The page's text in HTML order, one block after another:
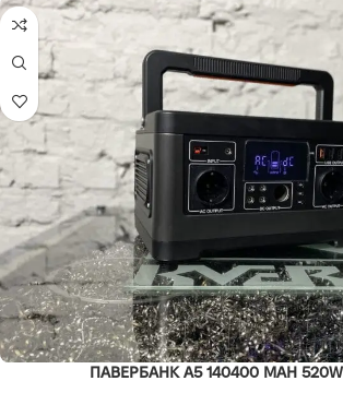
ПАВЕРБАНК A5 140400 MAH